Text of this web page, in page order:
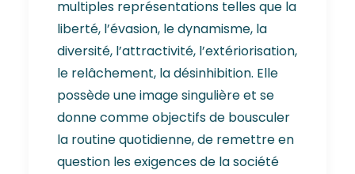
multiples représentations telles que la
liberté, l’évasion, le dynamisme, la
diversité, l’attractivité, l’extériorisation,
le relâchement, la désinhibition. Elle
possède une image singulière et se
donne comme objectifs de bousculer
la routine quotidienne, de remettre en
question les exigences de la société